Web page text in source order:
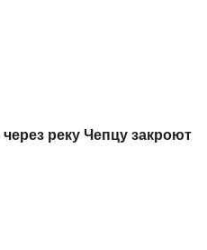
реку Чепцу закроют